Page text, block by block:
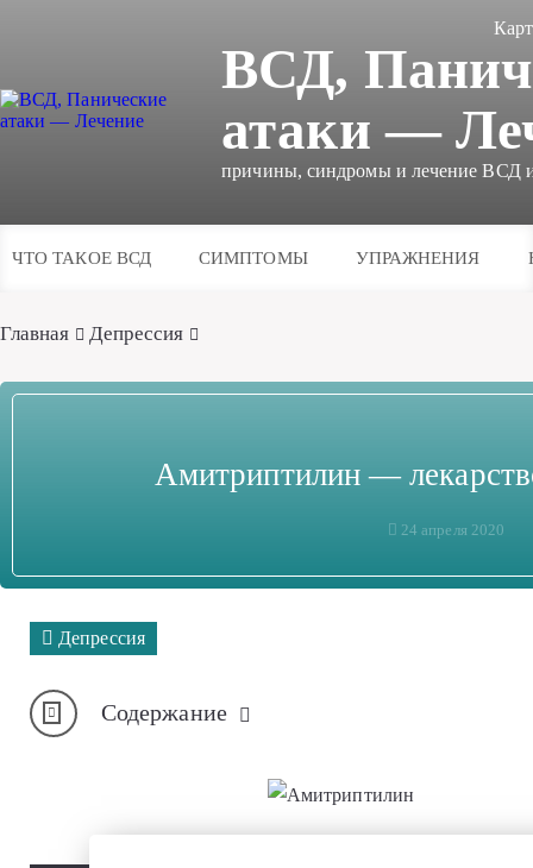
ВСД,
атаки —
причины, синдромы и лечение ВСД и
ЧТО ТАКОЕ ВСД СИМПТОМЫ УПРАЖНЕНИЯ
Главная Депрессия
Амитриптилин —
24 апреля 2020
Депрессия
Содержание